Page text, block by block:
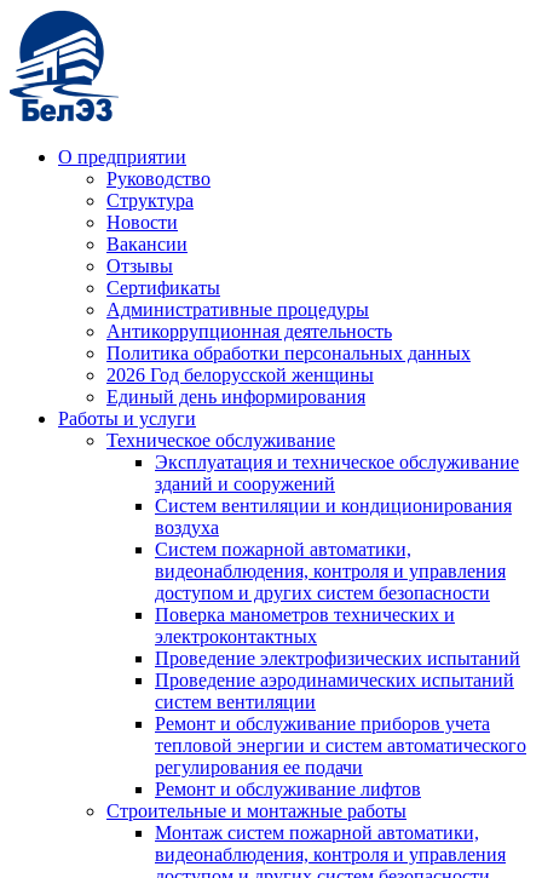
О предприятии
Руководство
Структура
Новости
Вакансии
Отзывы
Сертификаты
Административные процедуры
Антикоррупционная деятельность
Политика обработки персональных данных
2026 Год белорусской женщины
Единый день информирования
Работы и услуги
Техническое обслуживание
Эксплуатация и техническое обслуживание
зданий и сооружений
Систем вентиляции и кондиционирования
воздуха
Систем пожарной автоматики,
видеонаблюдения, контроля и управления
доступом и других систем безопасности
Поверка манометров технических и
электроконтактных
Проведение электрофизических испытаний
Проведение аэродинамических испытаний
систем вентиляции
Ремонт и обслуживание приборов учета
тепловой энергии и систем автоматического
регулирования ее подачи
Ремонт и обслуживание лифтов
Строительные и монтажные работы
Монтаж систем пожарной автоматики,
видеонаблюдения, контроля и управления